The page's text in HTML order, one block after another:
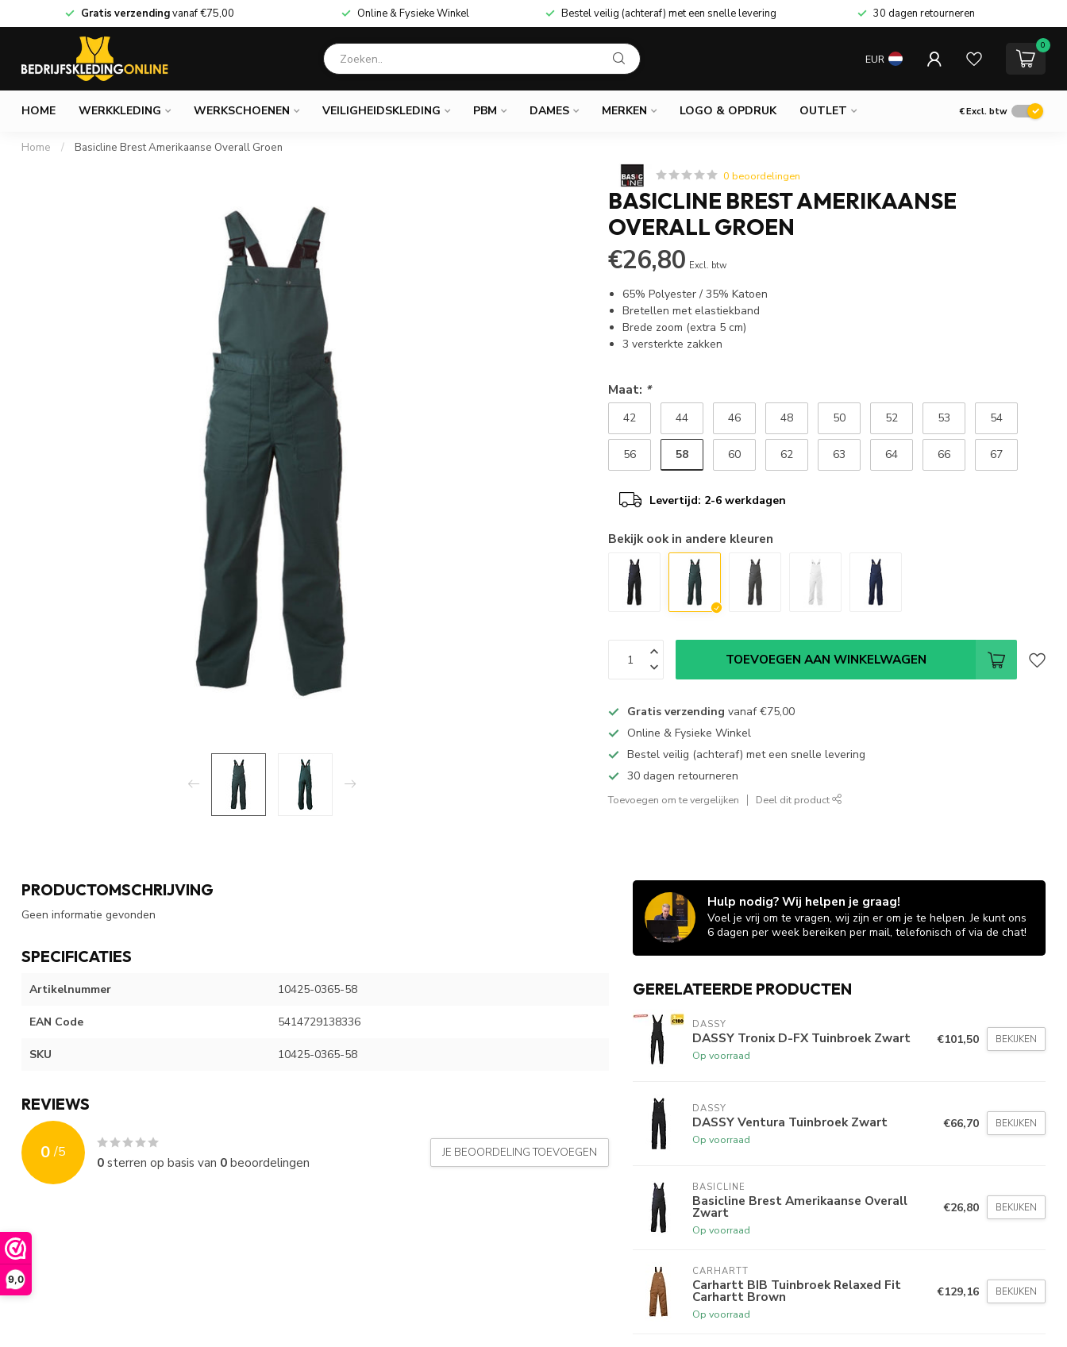
9,0
Gratis verzendingvanaf€75,00 Online & Fysieke Winkel Bestel veilig (achteraf) met een snelle levering 30 dagen retourneren
EUR
0
HOME WERKKLEDING WERKSCHOENEN VEILIGHEIDSKLEDING PBM DAMES MERKEN LOGO & OPDRUK OUTLET €Excl. btw
Home / Basicline Brest Amerikaanse Overall Groen
0 beoordelingen
BASICLINE BREST AMERIKAANSE
OVERALL GROEN
€26,80 Excl. btw
65% Polyester / 35% Katoen
Bretellen met elastiekband
Brede zoom (extra 5 cm)
3 versterkte zakken
Maat: *
42 44 46 48 50 52 53 54
56 58 60 62 63 64 66 67
Levertijd: 2-6 werkdagen
Bekijk ook in andere kleuren
TOEVOEGEN AAN WINKELWAGEN
Gratis verzending vanaf€75,00
Online & Fysieke Winkel
Bestel veilig (achteraf) met een snelle levering
30 dagen retourneren
Toevoegen om te vergelijken Deel dit product
PRODUCTOMSCHRIJVING
Geen informatie gevonden
SPECIFICATIES
Artikelnummer 10425-0365-58
EAN Code 5414729138336
SKU 10425-0365-58
REVIEWS
0 /5
0sterren op basis van 0beoordelingen
JE BEOORDELING TOEVOEGEN
Hulp nodig? Wij helpen je graag!
Voel je vrij om te vragen, wij zijn er om je te helpen. Je kunt ons
6 dagen per week bereiken per mail, telefonisch of via de chat!
GERELATEERDE PRODUCTEN
DASSY
DASSY Tronix D-FX Tuinbroek Zwart
Op voorraad
€101,50 BEKIJKEN
DASSY
DASSY Ventura Tuinbroek Zwart
Op voorraad
€66,70 BEKIJKEN
BASICLINE
Basicline Brest Amerikaanse Overall
Zwart
Op voorraad
€26,80 BEKIJKEN
CARHARTT
Carhartt BIB Tuinbroek Relaxed Fit
Carhartt Brown
Op voorraad
€129,16 BEKIJKEN